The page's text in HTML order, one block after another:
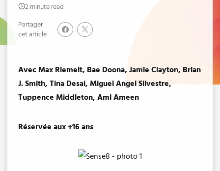
2 minute read
Partager
cet article
Avec Max Riemelt, Bae Doona, Jamie Clayton, Brian
J. Smith, Tina Desai, Miguel Angel Silvestre,
Tuppence Middleton, Aml Ameen
Réservée aux +16 ans